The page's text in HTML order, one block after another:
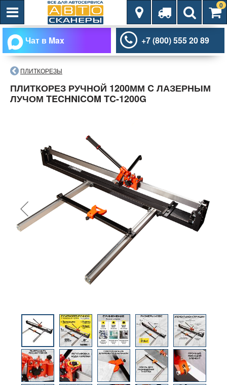
0
Чат в Max +7 (800) 555 20 89
ПЛИТКОРЕЗЫ
ПЛИТКОРЕЗ РУЧНОЙ 1200ММ C ЛАЗЕРНЫМ
ЛУЧОМ TECHNICOM TC-1200G